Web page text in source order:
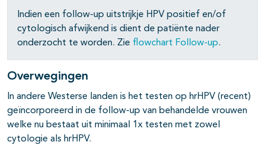
Indien een follow-up uitstrijkje HPV positief en/of
cytologisch afwijkend is dient de patiënte nader
onderzocht te worden. Zie flowchart Follow-up.
Overwegingen
In andere Westerse landen is het testen op hrHPV (recent)
geïncorporeerd in de follow-up van behandelde vrouwen
welke nu bestaat uit minimaal 1x testen met zowel
cytologie als hrHPV.